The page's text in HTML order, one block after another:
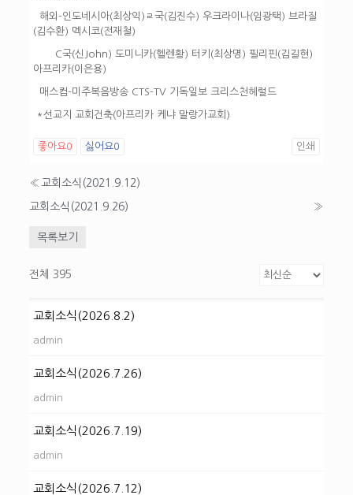
해외-인도네시아(최상익)ㄹ국(김진수) 우크라이나(임광택) 브라질
(김수환) 멕시코(전재철)
C국(신John) 도미니카(헬렌황) 터키(최상명) 필리핀(김길현)
아프리카(이은용)
매스컴-미주복음방송 CTS-TV 기독일보 크리스천헤럴드
*선교지 교회건축(아프리카 케냐 말랑가교회)
좋아요0 싫어요0 인쇄
« 교회소식(2021.9.12)
교회소식(2021.9.26) »
목록보기
전체 395
교회소식(2026.8.2)
admin
교회소식(2026.7.26)
admin
교회소식(2026.7.19)
admin
교회소식(2026.7.12)